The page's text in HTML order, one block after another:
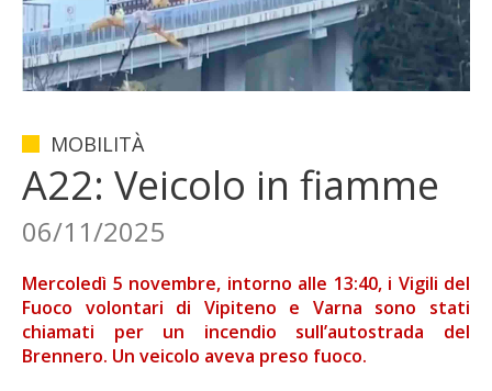
MOBILITÀ
A22: Veicolo in fiamme
06/11/2025
Mercoledì 5 novembre, intorno alle 13:40, i Vigili del
Fuoco volontari di Vipiteno e Varna sono stati
chiamati per un incendio sull’autostrada del
Brennero. Un veicolo aveva preso fuoco.